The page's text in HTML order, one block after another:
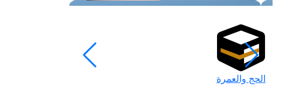
الحج والعمرة